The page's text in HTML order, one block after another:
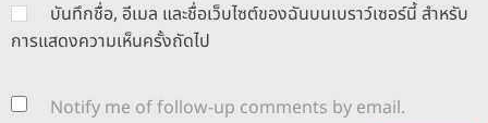
บันทึกชื่อ, อีเมล และชื่อเว็บไซต์ของฉันบนเบราว์เซอร์นี้ สำหรับ
การแสดงความเห็นครั้งถัดไป
Notify me of follow-up comments by email.